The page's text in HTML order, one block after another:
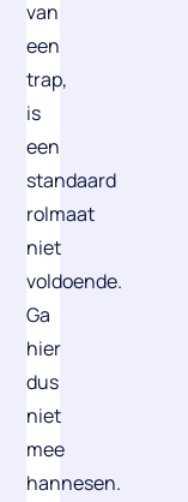
van
een
trap,
is
een
standaard
rolmaat
niet
voldoende.
Ga
hier
dus
niet
mee
hannesen.